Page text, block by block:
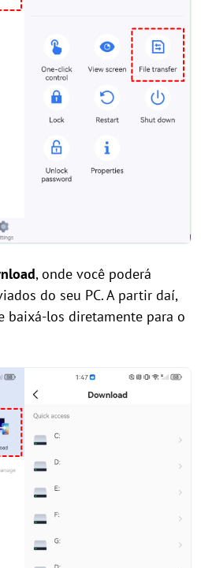
, onde você poderá
do seu PC. A partir daí,
baixá-los diretamente para o